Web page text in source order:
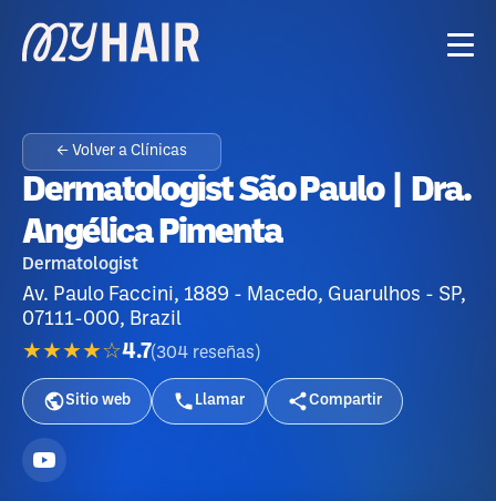
← Volver a Clínicas
Dermatologist São Paulo | Dra.
Angélica Pimenta
Dermatologist
Av. Paulo Faccini, 1889 - Macedo, Guarulhos - SP,
07111-000, Brazil
★★★★☆4.7(304 reseñas )
Sitio web Llamar Compartir